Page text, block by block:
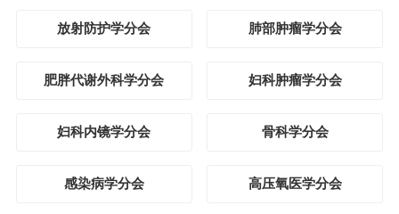
放射防护学分会 肺部肿瘤学分会
肥胖代谢外科学分会 妇科肿瘤学分会
妇科内镜学分会 骨科学分会
感染病学分会 高压氧医学分会